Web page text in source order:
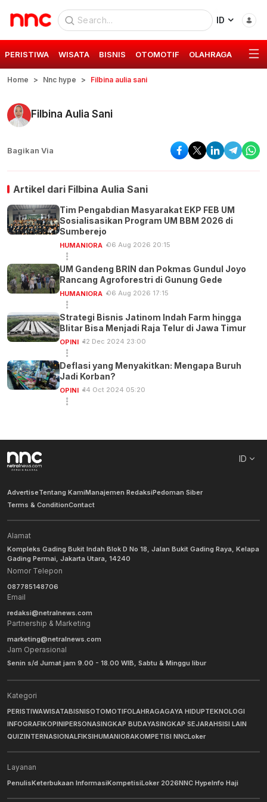
ID
PERISTIWA WISATA BISNIS OTOMOTIF OLAHRAGA GAYA
Home Nnc hype Filbina aulia sani
Filbina Aulia Sani
Bagikan Via
Artikel dari Filbina Aulia Sani
Tim Pengabdian Masyarakat EKP FEB UM
Sosialisasikan Program UM BBM 2026 di
Sumberejo
HUMANIORA 06 Aug 2026 20:15
UM Gandeng BRIN dan Pokmas Gundul Joyo
Rancang Agroforestri di Gunung Gede
HUMANIORA 06 Aug 2026 17:15
Strategi Bisnis Jatinom Indah Farm hingga
Blitar Bisa Menjadi Raja Telur di Jawa Timur
OPINI 12 Dec 2024 23:00
Deflasi yang Menyakitkan: Mengapa Buruh
Jadi Korban?
OPINI 14 Oct 2024 05:20
ID
AdvertiseTentang KamiManajemen RedaksiPedoman Siber
Terms & ConditionContact
Alamat
Kompleks Gading Bukit Indah Blok D No 18, Jalan Bukit Gading Raya, Kelapa
Gading Permai, Jakarta Utara, 14240
Nomor Telepon
087785148706
Email
redaksi@netralnews.com
Partnership & Marketing
marketing@netralnews.com
Jam Operasional
Senin s/d Jumat jam 9.00 - 18.00 WIB, Sabtu & Minggu libur
Kategori
PERISTIWAWISATABISNISOTOMOTIFOLAHRAGAGAYA HIDUPTEKNOLOGI
INFOGRAFIKOPINIPERSONASINGKAP BUDAYASINGKAP SEJARAHSISI LAIN
QUIZINTERNASIONALFIKSIHUMANIORAKOMPETISI NNCLoker
Layanan
PenulisKeterbukaan InformasiKompetisiLoker 2026NNC HypeInfo Haji